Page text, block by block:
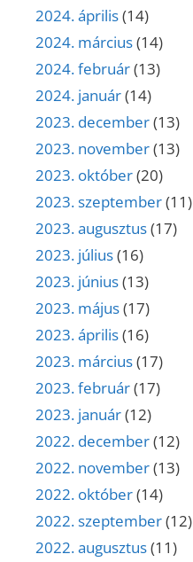
2024. április(14)
2024. március(14)
2024. február(13)
2024. január(14)
2023. december(13)
2023. november(13)
2023. október(20)
2023. szeptember(11)
2023. augusztus(17)
2023. július(16)
2023. június(13)
2023. május(17)
2023. április(16)
2023. március(17)
2023. február(17)
2023. január(12)
2022. december(12)
2022. november(13)
2022. október(14)
2022. szeptember(12)
2022. augusztus(11)